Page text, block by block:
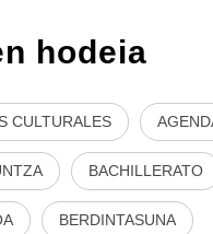
hodeia
CULTURALES
BACHILLERATO
BERDINTASUNA